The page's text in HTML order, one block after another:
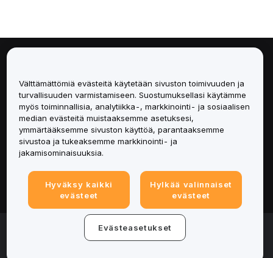
Palvelut
Tuki
Tuotteet
Lakiasiat
© 2025-2026 Bybit.eu. All rights reserved.
Välttämättömiä evästeitä käytetään sivuston toimivuuden ja
turvallisuuden varmistamiseen. Suostumuksellasi käytämme
myös toiminnallisia, analytiikka-, markkinointi- ja sosiaalisen
median evästeitä muistaaksemme asetuksesi,
ymmärtääksemme sivuston käyttöä, parantaaksemme
sivustoa ja tukeaksemme markkinointi- ja
jakamisominaisuuksia.
Hyväksy kaikki
evästeet
Hylkää valinnaiset
evästeet
Evästeasetukset